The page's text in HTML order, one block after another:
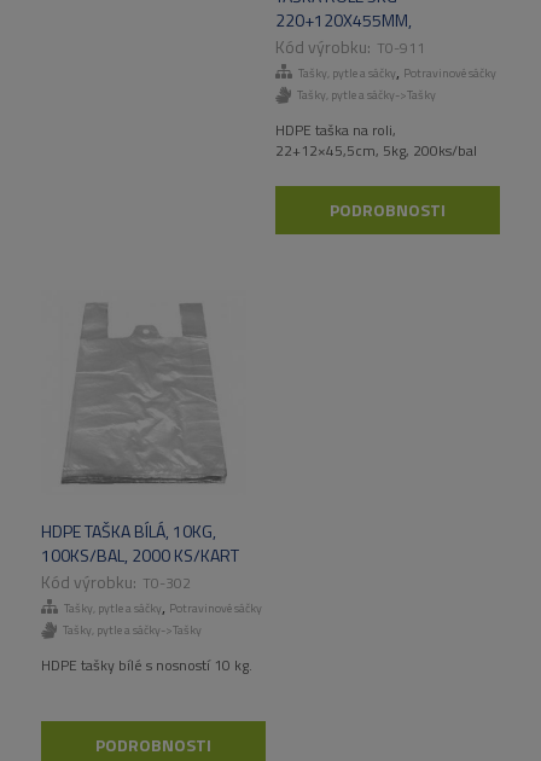
220+120X455MM,
200KS/BAL, 4000 KS/KART
T0-911
Tašky, pytle a sáčky, Potravinové sáčky
Tašky, pytle a sáčky->Tašky
HDPE taška na roli,
22+12×45,5cm, 5kg, 200ks/bal
PODROBNOSTI
HDPE TAŠKA BÍLÁ, 10KG,
100KS/BAL, 2000 KS/KART
T0-302
Tašky, pytle a sáčky, Potravinové sáčky
Tašky, pytle a sáčky->Tašky
HDPE tašky bílé s nosností 10 kg.
PODROBNOSTI